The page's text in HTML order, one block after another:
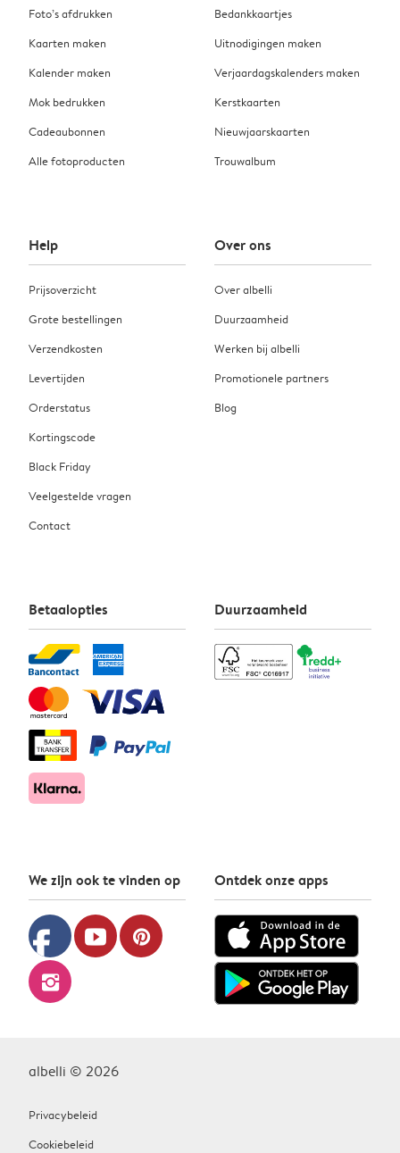
Foto’s afdrukken
Kaarten maken
Kalender maken
Mok bedrukken
Cadeaubonnen
Alle fotoproducten
Bedankkaartjes
Uitnodigingen maken
Verjaardagskalenders maken
Kerstkaarten
Nieuwjaarskaarten
Trouwalbum
Help
Prijsoverzicht
Grote bestellingen
Verzendkosten
Levertijden
Orderstatus
Kortingscode
Black Friday
Veelgestelde vragen
Contact
Over ons
Over albelli
Duurzaamheid
Werken bij albelli
Promotionele partners
Blog
Betaalopties Duurzaamheid
We zijn ook te vinden op
facebook youtube pinterest
instagram
Ontdek onze apps
albelli © 2026
Privacybeleid
Cookiebeleid